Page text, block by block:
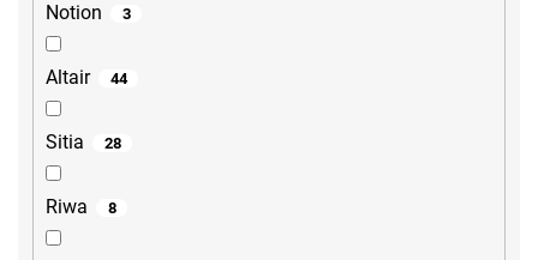
Notion 3
Altair 44
Sitia 28
Riwa 8